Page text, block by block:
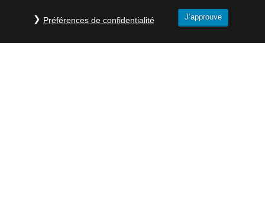
Préférences de confidentialité J’approuve